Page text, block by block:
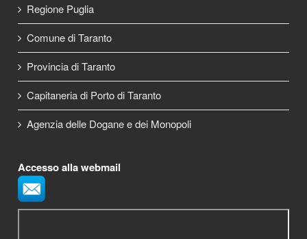
Regione Puglia
Comune di Taranto
Provincia di Taranto
Capitaneria di Porto di Taranto
Agenzia delle Dogane e dei Monopoli
Accesso alla webmail